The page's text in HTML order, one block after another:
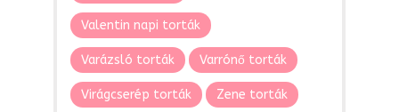
Valentin napi torták
Varázsló torták Varrónő torták
Virágcserép torták Zene torták